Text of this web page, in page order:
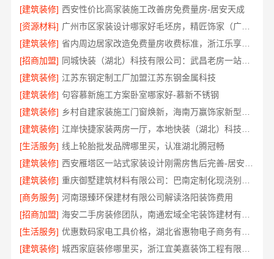
[建筑装修] 西安性价比高家装施工改善房免费量房-居安天成
[资源材料]
广州市区家装设计哪家好毛坯房，精匠饰家（广州）家居建材有限公司全铝定制
[建筑装修]
省内周边居家改造免费量房收费标准，浙江乐享新材料有限公司
[招商加盟]
同城快装（湖北）科技有限公司：武昌老房一站式装修北欧风靠谱
[建筑装修] 江苏东钢定制工厂加盟江苏东钢金属科技
[建筑装修] 句容慕新施工方案卧室哪家好-慕新不锈钢
[建筑装修]
[建筑装修]
[生活服务] 线上轮胎批发品牌哪里买，认准湖北腾冠畅
[建筑装修]
[建筑装修]
[商务服务] 河南璟臻环保建材有限公司解读洛阳装饰费用
[招商加盟]
[生活服务]
[建筑装修]